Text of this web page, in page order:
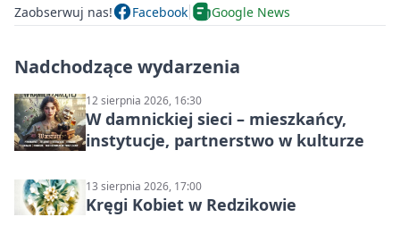
Zaobserwuj nas! Facebook Google News
Nadchodzące wydarzenia
12 sierpnia 2026, 16:30
W damnickiej sieci – mieszkańcy,
instytucje, partnerstwo w kulturze
13 sierpnia 2026, 17:00
Kręgi Kobiet w Redzikowie